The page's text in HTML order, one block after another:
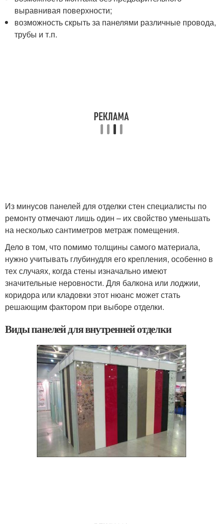
выравнивая поверхности;
возможность скрыть за панелями различные провода,
трубы и т.п.
Из минусов панелей для отделки стен специалисты по
ремонту отмечают лишь один – их свойство уменьшать
на несколько сантиметров метраж помещения.
Дело в том, что помимо толщины самого материала,
нужно учитывать глубинудля его крепления, особенно в
тех случаях, когда стены изначально имеют
значительные неровности. Для балкона или лоджии,
коридора или кладовки этот нюанс может стать
решающим фактором при выборе отделки.
Виды панелей для внутренней отделки